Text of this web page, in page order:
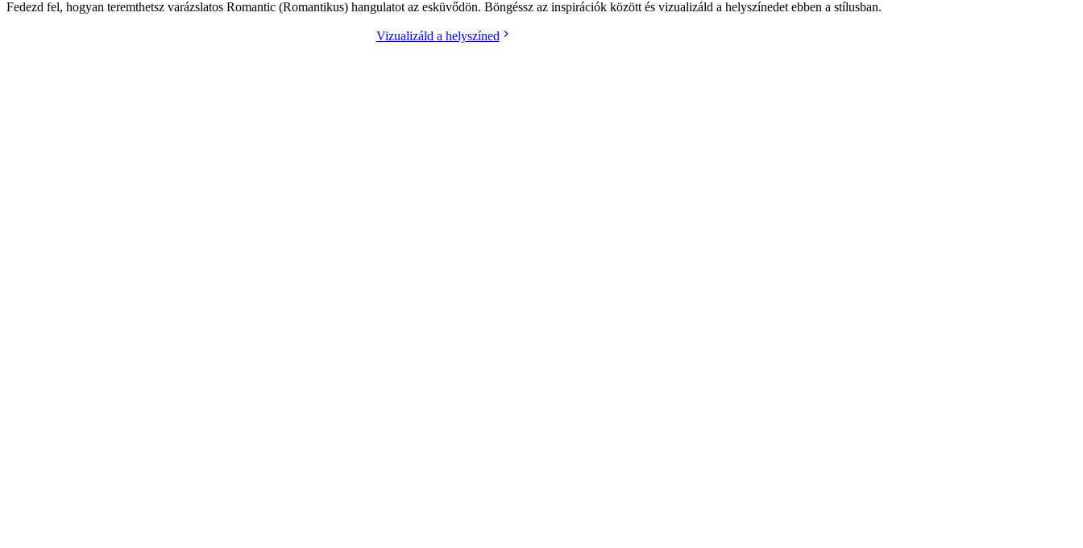
Fedezd fel, hogyan teremthetsz varázslatos Romantic (Romantikus) hangulatot az esküvődön. Böngéssz az inspirációk között és vizualizáld a helyszínedet ebben a stílusban.
Vizualizáld a helyszíned